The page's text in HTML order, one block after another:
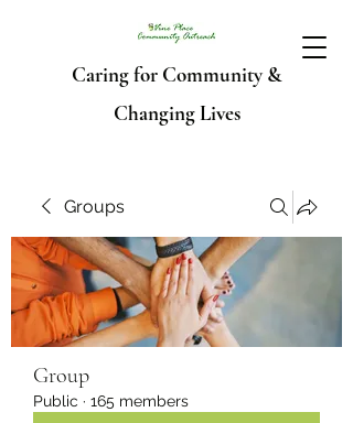
Caring for Community &
Changing Lives
Groups
Group
Public · 165 members